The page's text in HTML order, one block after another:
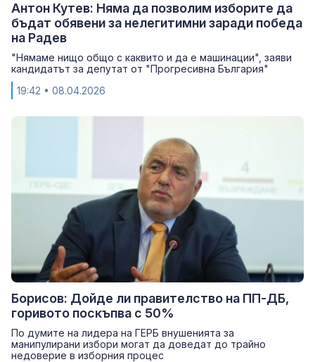
Антон Кутев: Няма да позволим изборите да
бъдат обявени за нелегитимни заради победа
на Радев
"Нямаме нищо общо с каквито и да е машинации", заяви
кандидатът за депутат от "Прогресивна България"
19:42 • 08.04.2026
Борисов: Дойде ли правителство на ПП-ДБ,
горивото поскъпва с 50%
По думите на лидера на ГЕРБ внушенията за
манипулирани избори могат да доведат до трайно
недоверие в изборния процес